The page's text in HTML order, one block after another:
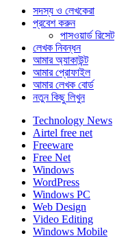
সদস্য ও লেখকেরা
প্রবেশ করুন
পাসওয়ার্ড রিসেট
লেখক নিবন্ধন
আমার অ্যাকাউন্ট
আমার প্রোফাইল
আমার লেখক বোর্ড
নতুন কিছু লিখুন
Technology News
Airtel free net
Freeware
Free Net
Windows
WordPress
Windows PC
Web Design
Video Editing
Windows Mobile